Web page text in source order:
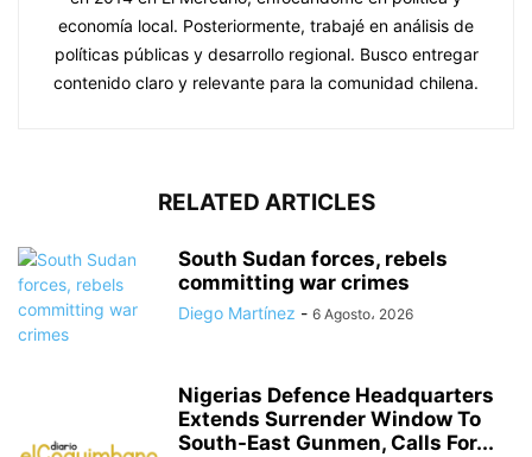
economía local. Posteriormente, trabajé en análisis de
políticas públicas y desarrollo regional. Busco entregar
contenido claro y relevante para la comunidad chilena.
RELATED ARTICLES
South Sudan forces, rebels
committing war crimes
Diego Martínez - 6 Agosto، 2026
Nigerias Defence Headquarters
Extends Surrender Window To
South-East Gunmen, Calls For...